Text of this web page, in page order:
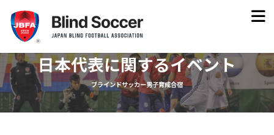
日本代表に関するイベント
ブラインドサッカー男子育成合宿